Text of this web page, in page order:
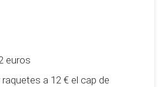
euros
a 12 € el cap de